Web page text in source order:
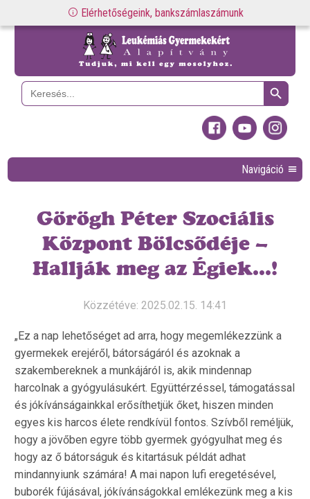
Elérhetőségeink, bankszámlaszámunk
Search
for:
Search Button
Navigáció
Görögh Péter Szociális
Központ Bölcsődéje –
Hallják meg az Égiek…!
Közzétéve: 2025.02.15. 14:41
„Ez a nap lehetőséget ad arra, hogy megemlékezzünk a
gyermekek erejéről, bátorságáról és azoknak a
szakembereknek a munkájáról is, akik mindennap
harcolnak a gyógyulásukért. Együttérzéssel, támogatással
és jókívánságainkkal erősíthetjük őket, hiszen minden
egyes kis harcos élete rendkívül fontos. Szívből reméljük,
hogy a jövőben egyre több gyermek gyógyulhat meg és
hogy az ő bátorságuk és kitartásuk példát adhat
mindannyiunk számára! A mai napon lufi eregetésével,
buborék fújásával, jókívánságokkal emlékezünk meg a kis